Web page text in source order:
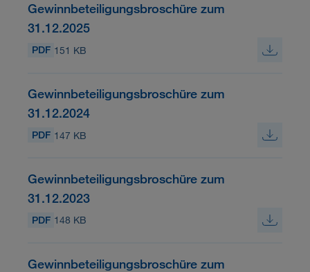
Gewinnbeteiligungsbroschüre zum
31.12.2025
PDF 151 KB
Gewinnbeteiligungsbroschüre zum
31.12.2024
PDF 147 KB
Gewinnbeteiligungsbroschüre zum
31.12.2023
PDF 148 KB
Gewinnbeteiligungsbroschüre zum